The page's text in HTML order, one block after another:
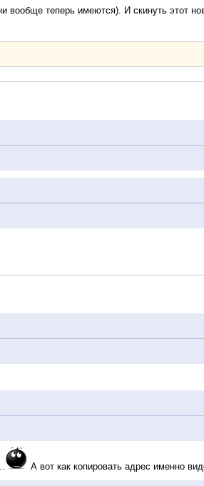
вообще теперь имеются). И скинуть этот
А вот как копировать адрес именно